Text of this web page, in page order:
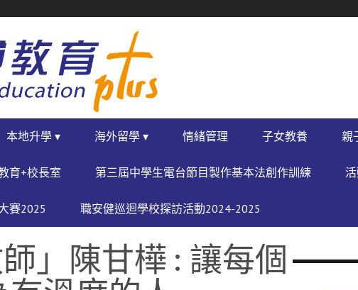
本地升學 ▾ 海外留學 ▾ 情緒管理 子女教養 親
育+校長室 第三屆中學生電台節目製作基本法創作訓練
賽2025 職安健巡迴學校探訪活動2024-2025
」陳甘樺 : 讓每個